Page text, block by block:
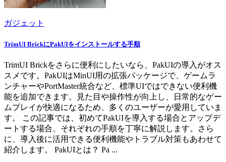
ガジェット
TrimUI BrickにPakUIをインストールする手順
TrimUI Brickをさらに便利にしたいなら、PakUIの導入がオス
スメです。PakUIはMinUI用の拡張パッケージで、ゲームラ
ンチャーやPortMaster統合など、標準UIではできない便利機
能を追加できます。見た目や操作性が向上し、日常的なゲー
ムプレイが快適になるため、多くのユーザーが愛用していま
す。 この記事では、初めてPakUIを導入する場合とアップデ
ートする場合、それぞれの手順を丁寧に解説します。さら
に、導入後に活用できる便利機能やトラブル対策もあわせて
紹介します。 PakUIとは？ Pa ...